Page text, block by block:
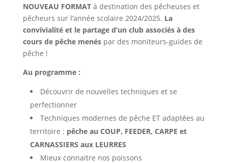
NOUVEAU FORMATà destination des pêcheuses et
pêcheurs sur l’année scolaire 2024/2025. La
convivialité et le partage d’un club associés à des
cours de pêche menés par des moniteurs-guides de
pêche !
Au programme :
Découvrir de nouvelles techniques et se
perfectionner
Techniques modernes de pêche ET adaptées au
territoire : pêche au COUP, FEEDER, CARPE et
CARNASSIERS aux LEURRES
Mieux connaitre nos poissons